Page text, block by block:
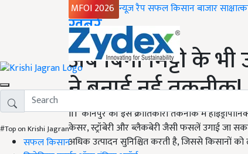
MFOI 2026 न्यूज़ रैपसफल किसानबाजार
#Top on Krishi Jagran
सफल किसान
Home
ख़बरें
अब बिना मिट्टी के
ने बनाई नई तकनीक!
IIT कानपुर की इस क्रांतिकारी तकनीक में
केसर, स्ट्रॉबेरी और ब्लैकबेरी जैसी फसलें उगाई जा
अधिक उत्पादन सुनिश्चित करती है, जिससे किसानों को